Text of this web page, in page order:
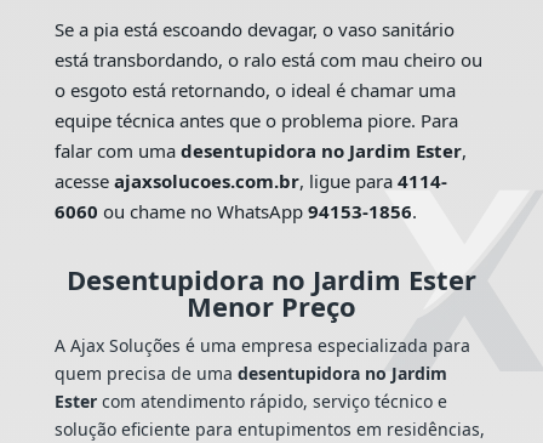
Se a pia está escoando devagar, o vaso sanitário
está transbordando, o ralo está com mau cheiro ou
o esgoto está retornando, o ideal é chamar uma
equipe técnica antes que o problema piore. Para
falar com uma desentupidora no Jardim Ester,
acesse ajaxsolucoes.com.br, ligue para 4114-
6060 ou chame no WhatsApp 94153-1856.
Desentupidora no Jardim Ester
Menor Preço
A Ajax Soluções é uma empresa especializada para
quem precisa de uma desentupidora no Jardim
Estercom atendimento rápido, serviço técnico e
solução eficiente para entupimentos em residências,